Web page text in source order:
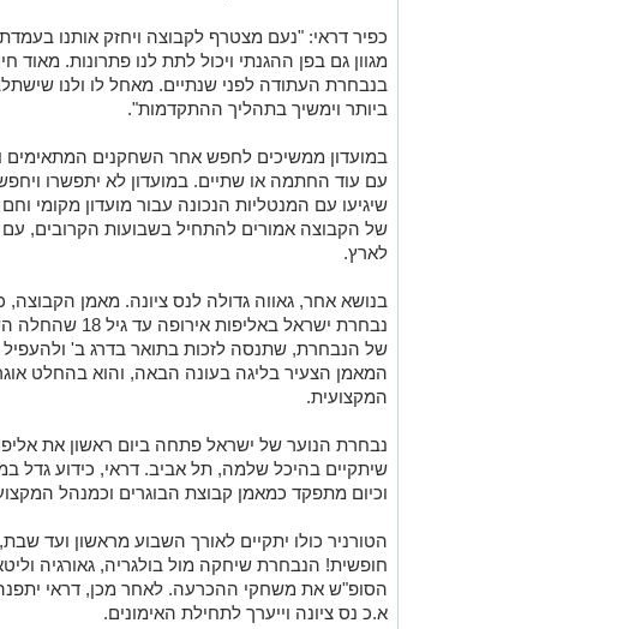
כפיר דראי: "נעם מצטרף לקבוצה ויחזק אותנו
מגוון גם בפן ההגנתי ויכול לתת לנו פתרונות. מאוד
בנבחרת העתודה לפני שנתיים. מאחל לו ולנו
ביותר וימשיך בתהליך ההתקדמות".
במועדון ממשיכים לחפש אחר השחקנים
עם עוד החתמה או שתיים. במועדון לא יתפשרו
שיגיעו עם המנטליות הנכונה עבור מועדון מקומי
של הקבוצה אמורים להתחיל בשבועות הקרובים,
לארץ.
בנושא אחר, גאווה גדולה לנס ציונה. מאמן
נבחרת ישראל
של הנבחרת, שתנסה לזכות בתואר בדרג ב' ולהעפיל
המאמן הצעיר בליגה בעונה הבאה, והוא בהחלט
המקצועית.
נבחרת הנוער של ישראל פתחה ביום ראשון את
שיתקיים בהיכל שלמה, תל אביב. דראי, כידוע גדל
וכיום מתפקד כמאמן קבוצת הבוגרים וכמנהל
הטורניר כולו יתקיים לאורך השבוע מראשון ועד
חופשית! הנבחרת שיחקה מול בולגריה, גאורגיה
הסופ"ש את משחקי ההכרעה. לאחר מכן, דראי
א.כ נס ציונה וייערך לתחילת האימונים.